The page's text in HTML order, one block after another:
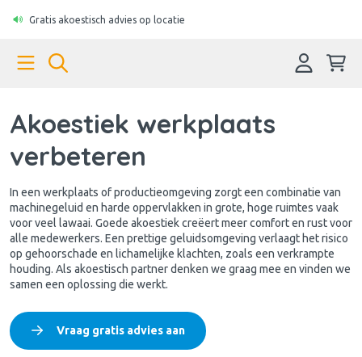
Gratis akoestisch advies op locatie
Akoestiek werkplaats
verbeteren
In een werkplaats of productieomgeving zorgt een combinatie van
machinegeluid en harde oppervlakken in grote, hoge ruimtes vaak
voor veel lawaai. Goede akoestiek creëert meer comfort en rust voor
alle medewerkers. Een prettige geluidsomgeving verlaagt het risico
op gehoorschade en lichamelijke klachten, zoals een verkrampte
houding. Als akoestisch partner denken we graag mee en vinden we
samen een oplossing die werkt.
Vraag gratis advies aan